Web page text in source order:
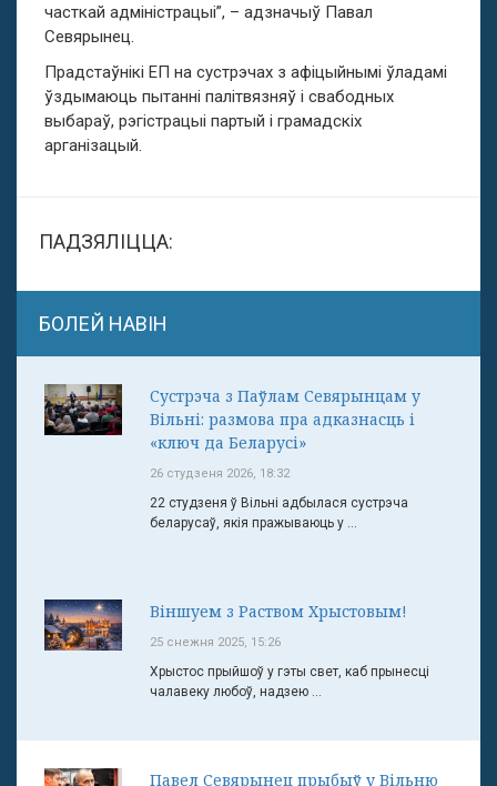
часткай адміністрацыі”, – адзначыў Павал
Севярынец.
Прадстаўнікі ЕП на сустрэчах з афіцыйнымі ўладамі
ўздымаюць пытанні палітвязняў і свабодных
выбараў, рэгістрацыі партый і грамадскіх
арганізацый.
ПАДЗЯЛІЦЦА:
БОЛЕЙ НАВІН
Сустрэча з Паўлам Севярынцам у
Вільні: размова пра адказнасць і
«ключ да Беларусі»
26 студзеня 2026, 18:32
22 студзеня ў Вільні адбылася сустрэча
беларусаў, якія пражываюць у ...
Віншуем з Раством Хрыстовым!
25 снежня 2025, 15:26
Хрыстос прыйшоў у гэты свет, каб прынесці
чалавеку любоў, надзею ...
Павел Севярынец прыбыў у Вільню